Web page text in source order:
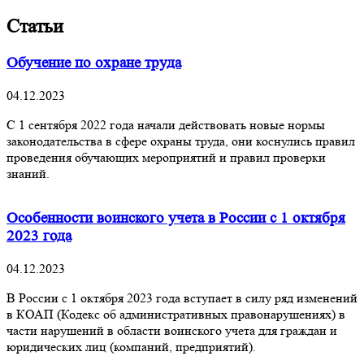
Статьи
Обучение по охране труда
04.12.2023
С 1 сентября 2022 года начали действовать новые нормы
законодательства в сфере охраны труда, они коснулись правил
проведения обучающих мероприятий и правил проверки
знаний.
Особенности воинского учета в России с 1 октября
2023 года
04.12.2023
В России с 1 октября 2023 года вступает в силу ряд изменений
в КОАП (Кодекс об административных правонарушениях) в
части нарушений в области воинского учета для граждан и
юридических лиц (компаний, предприятий).